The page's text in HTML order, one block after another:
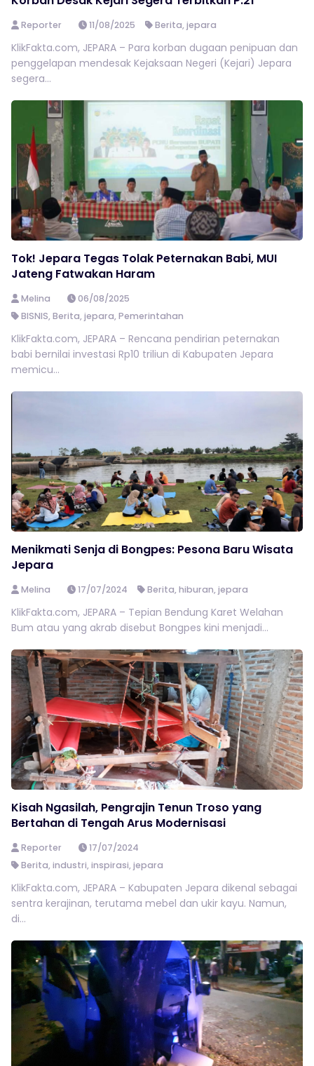
Reporter 11/08/2025 Berita,jepara
KlikFakta.com, JEPARA – Para korban dugaan penipuan dan
penggelapan mendesak Kejaksaan Negeri (Kejari) Jepara
segera...
Tok! Jepara Tegas Tolak Peternakan Babi, MUI
Jateng Fatwakan Haram
Melina
06/08/2025
BISNIS, Berita, jepara, Pemerintahan
KlikFakta.com, JEPARA – Rencana pendirian peternakan
babi bernilai investasi Rp10 triliun di Kabupaten Jepara
memicu...
Menikmati Senja di Bongpes: Pesona Baru Wisata
Jepara
Melina 17/07/2024 Berita,hiburan,jepara
KlikFakta.com, JEPARA – Tepian Bendung Karet Welahan
Bum atau yang akrab disebut Bongpes kini menjadi...
Kisah Ngasilah, Pengrajin Tenun Troso yang
Bertahan di Tengah Arus Modernisasi
Reporter
17/07/2024
Berita, industri, inspirasi, jepara
KlikFakta.com, JEPARA – Kabupaten Jepara dikenal sebagai
sentra kerajinan, terutama mebel dan ukir kayu. Namun,
di...